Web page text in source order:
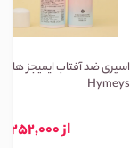
اسپری ضد آفتاب ایمیجز
Hymeys
از 252,000 تومان